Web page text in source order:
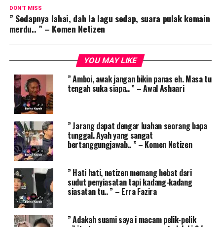
DON'T MISS
” Sedapnya lahai, dah la lagu sedap, suara pulak kemain
merdu.. ” – Komen Netizen
YOU MAY LIKE
” Amboi, awak jangan bikin panas eh. Masa tu
tengah suka siapa.. ” – Awal Ashaari
” Jarang dapat dengar luahan seorang bapa
tunggal. Ayah yang sangat
bertanggungjawab.. ” – Komen Netizen
” Hati hati, netizen memang hebat dari
sudut penyiasatan tapi kadang-kadang
siasatan tu.. ” – Erra Fazira
” Adakah suami saya i macam pelik-pelik